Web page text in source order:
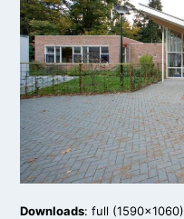
Downloads:full (1590x1060)